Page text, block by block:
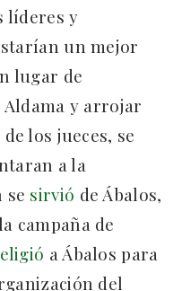
líderes y
un mejor
lugar de
y arrojar
los jueces, se
a la
se sirvió de Ábalos,
campaña de
eligió a Ábalos para
del